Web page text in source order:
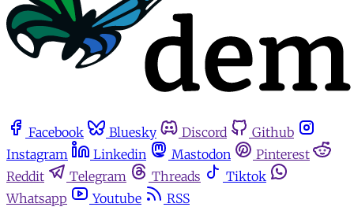
Facebook Bluesky Discord
Github
Instagram
Linkedin Mastodon
Pinterest
Reddit
Telegram Threads
Tiktok
Whatsapp
Youtube
RSS